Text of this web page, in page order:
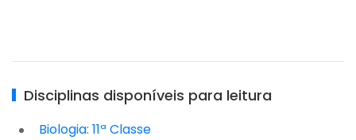
Disciplinas disponíveis para leitura
Biologia: 11ª Classe